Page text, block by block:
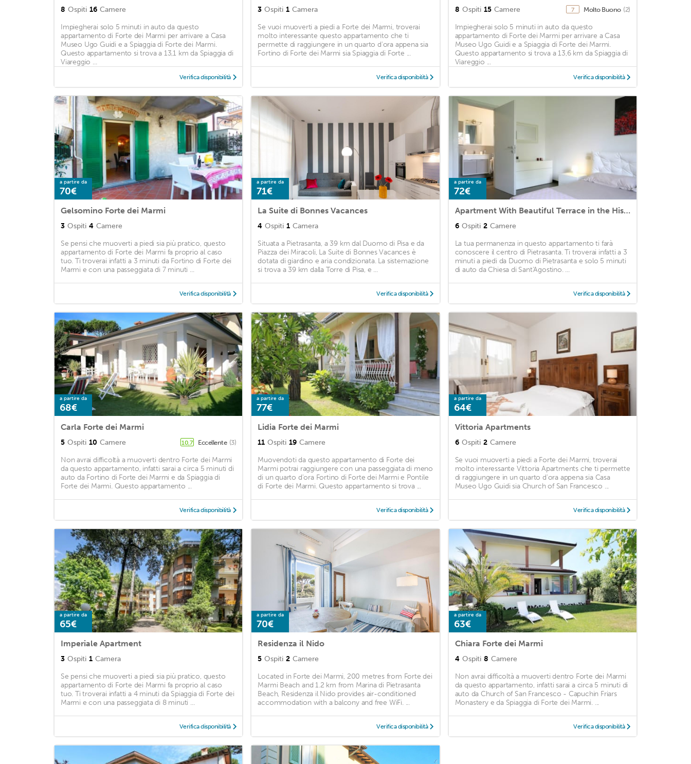
8 Ospiti 16 Camere
Impiegherai solo 5 minuti in auto da questo
appartamento di Forte dei Marmi per arrivare a Casa
Museo Ugo Guidi e a Spiaggia di Forte dei Marmi.
Questo appartamento si trova a 13,1 km da Spiaggia di
Viareggio ...
Verifica disponibilità
3 Ospiti 1 Camera
Se vuoi muoverti a piedi a Forte dei Marmi, troverai
molto interessante questo appartamento che ti
permette di raggiungere in un quarto d'ora appena sia
Fortino di Forte dei Marmi sia Spiaggia di Forte ...
Verifica disponibilità
8 Ospiti 15 Camere 7 Molto Buono (2)
Impiegherai solo 5 minuti in auto da questo
appartamento di Forte dei Marmi per arrivare a Casa
Museo Ugo Guidi e a Spiaggia di Forte dei Marmi.
Questo appartamento si trova a 13,6 km da Spiaggia di
Viareggio ...
Verifica disponibilità
a partire da
70€
Gelsomino Forte dei Marmi
3 Ospiti 4 Camere
Se pensi che muoverti a piedi sia più pratico, questo
appartamento di Forte dei Marmi fa proprio al caso
tuo. Ti troverai infatti a 3 minuti da Fortino di Forte dei
Marmi e con una passeggiata di 7 minuti ...
Verifica disponibilità
a partire da
71€
La Suite di Bonnes Vacances
4 Ospiti 1 Camera
Situata a Pietrasanta, a 39 km dal Duomo di Pisa e da
Piazza dei Miracoli, La Suite di Bonnes Vacances è
dotata di giardino e aria condizionata. La sistemazione
si trova a 39 km dalla Torre di Pisa, e ...
Verifica disponibilità
a partire da
72€
Apartment With Beautiful Terrace in the Historical Center of Pietrasanta
6 Ospiti 2 Camere
La tua permanenza in questo appartamento ti farà
conoscere il centro di Pietrasanta. Ti troverai infatti a 3
minuti a piedi da Duomo di Pietrasanta e solo 5 minuti
di auto da Chiesa di Sant'Agostino. ...
Verifica disponibilità
a partire da
68€
Carla Forte dei Marmi
5 Ospiti 10 Camere 10,7 Eccellente (3)
Non avrai difficoltà a muoverti dentro Forte dei Marmi
da questo appartamento, infatti sarai a circa 5 minuti di
auto da Fortino di Forte dei Marmi e da Spiaggia di
Forte dei Marmi. Questo appartamento ...
Verifica disponibilità
a partire da
77€
Lidia Forte dei Marmi
11 Ospiti 19 Camere
Muovendoti da questo appartamento di Forte dei
Marmi potrai raggiungere con una passeggiata di meno
di un quarto d'ora Fortino di Forte dei Marmi e Pontile
di Forte dei Marmi. Questo appartamento si trova ...
Verifica disponibilità
a partire da
64€
Vittoria Apartments
6 Ospiti 2 Camere
Se vuoi muoverti a piedi a Forte dei Marmi, troverai
molto interessante Vittoria Apartments che ti permette
di raggiungere in un quarto d'ora appena sia Casa
Museo Ugo Guidi sia Church of San Francesco ...
Verifica disponibilità
a partire da
65€
Imperiale Apartment
3 Ospiti 1 Camera
Se pensi che muoverti a piedi sia più pratico, questo
appartamento di Forte dei Marmi fa proprio al caso
tuo. Ti troverai infatti a 4 minuti da Spiaggia di Forte dei
Marmi e con una passeggiata di 8 minuti ...
Verifica disponibilità
a partire da
70€
Residenza il Nido
5 Ospiti 2 Camere
Located in Forte dei Marmi, 200 metres from Forte dei
Marmi Beach and 1.2 km from Marina di Pietrasanta
Beach, Residenza il Nido provides air-conditioned
accommodation with a balcony and free WiFi. ...
Verifica disponibilità
a partire da
63€
Chiara Forte dei Marmi
4 Ospiti 8 Camere
Non avrai difficoltà a muoverti dentro Forte dei Marmi
da questo appartamento, infatti sarai a circa 5 minuti di
auto da Church of San Francesco - Capuchin Friars
Monastery e da Spiaggia di Forte dei Marmi. ...
Verifica disponibilità